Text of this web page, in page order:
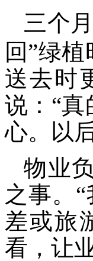
三个
回”绿
送去时
说： “
心。以
物业
之事。
差或旅
看，让